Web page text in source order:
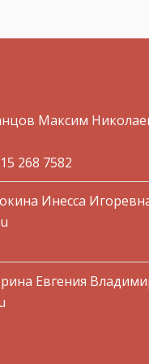
Максим
268 7582
Инесса
Евгения